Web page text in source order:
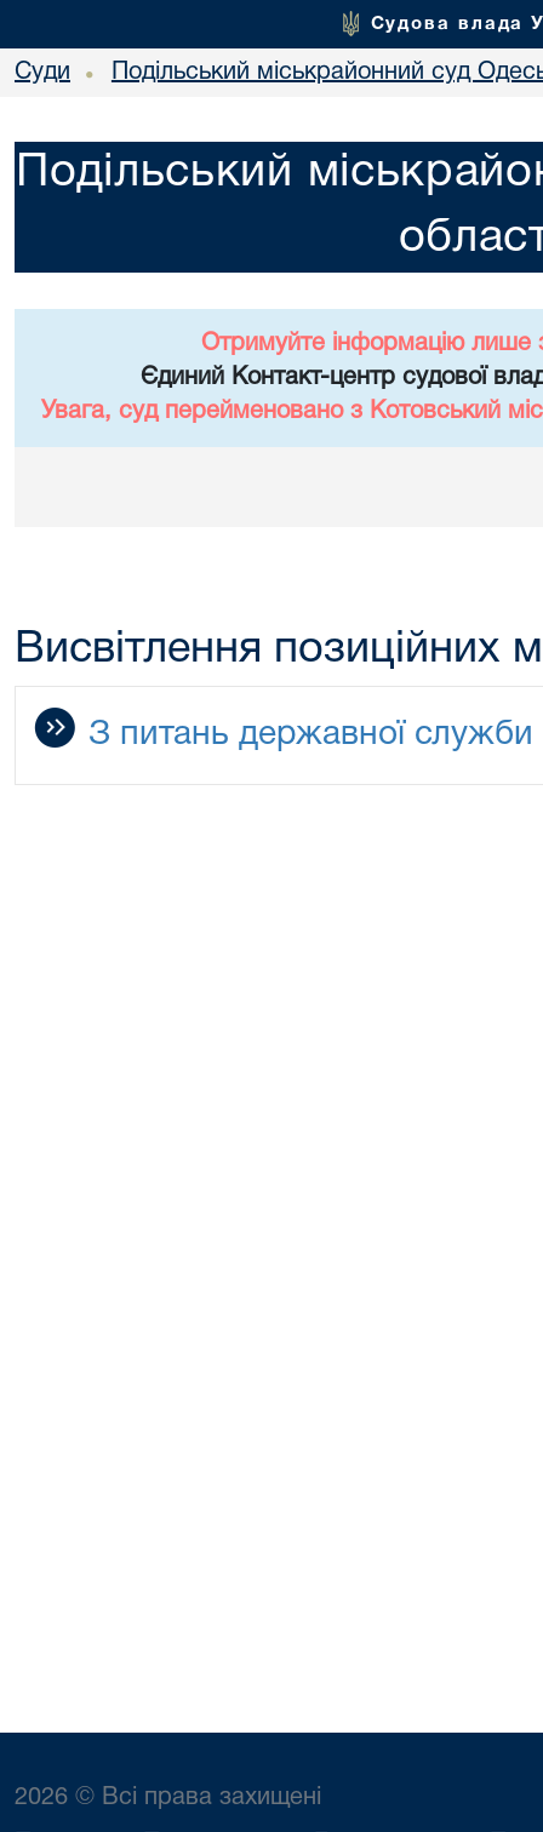
Судова влада
Суди • Подільський міськрайонний суд
Подільський
Отримуйте інформацію лише
Єдиний Контакт-центр судової
Увага, суд перейменовано з Котовський
Висвітлення позиційних
З питань державної служби
2026 © Всі права захищені